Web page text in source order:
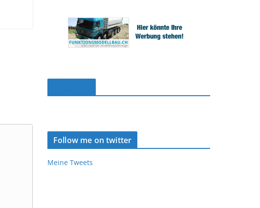
Follow me on twitter
Meine Tweets